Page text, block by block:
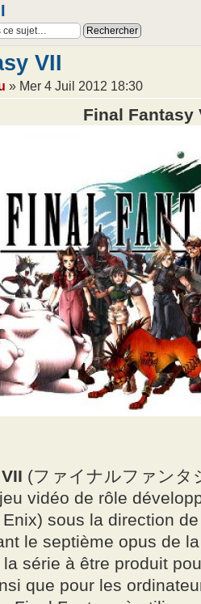
VII
» Mer 4 Juil 2012 18:30
Final Fantasy
(ファイナルファンタ
vidéo de rôle
Enix) sous la direction
le septième opus de
la série à être produit
que pour les